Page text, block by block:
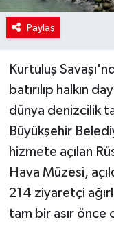
Paylaş
Kurtuluş
batırılıp halkın
dünya denizcilik
Büyükşehir
hizmete açılan
Hava Müzesi,
214 ziyaretçi
tam bir asır önce